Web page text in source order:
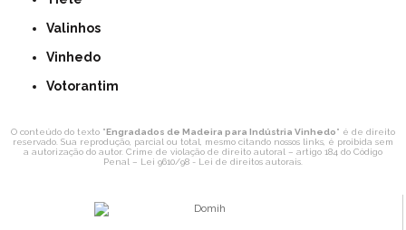
Valinhos
Vinhedo
Votorantim
O conteúdo do texto "Engradados de Madeira para Indústria Vinhedo" é de direito
reservado. Sua reprodução, parcial ou total, mesmo citando nossos links, é proibida sem
a autorização do autor. Crime de violação de direito autoral – artigo 184 do Código
Penal – Lei 9610/98 - Lei de direitos autorais